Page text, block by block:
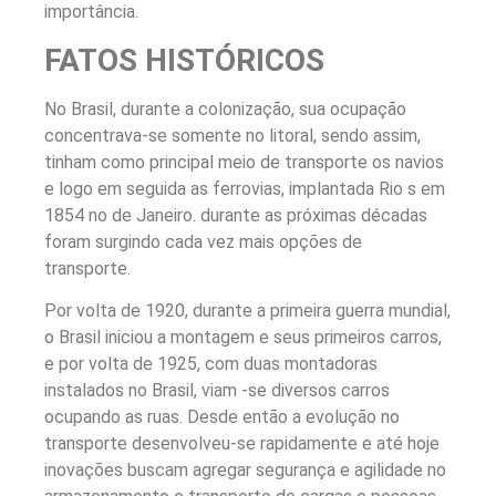
importância.
FATOS HISTÓRICOS
No Brasil, durante a colonização, sua ocupação
concentrava-se somente no litoral, sendo assim,
tinham como principal meio de transporte os navios
e logo em seguida as ferrovias, implantada Rio s em
1854 no de Janeiro. durante as próximas décadas
foram surgindo cada vez mais opções de
transporte.
Por volta de 1920, durante a primeira guerra mundial,
o Brasil iniciou a montagem e seus primeiros carros,
e por volta de 1925, com duas montadoras
instalados no Brasil, viam -se diversos carros
ocupando as ruas. Desde então a evolução no
transporte desenvolveu-se rapidamente e até hoje
inovações buscam agregar segurança e agilidade no